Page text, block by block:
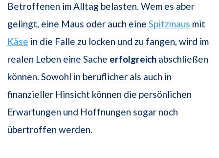
Betroffenen im Alltag belasten. Wem es aber
gelingt, eine Maus oder auch eine Spitzmaus mit
Käse in die Falle zu locken und zu fangen, wird im
realen Leben eine Sache erfolgreich abschließen
können. Sowohl in beruflicher als auch in
finanzieller Hinsicht können die persönlichen
Erwartungen und Hoffnungen sogar noch
übertroffen werden.